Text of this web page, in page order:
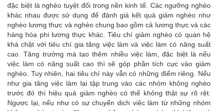
đặc biệt là nghèo tuyệt đối trong nền kinh tế. Các ngưỡng nghèo
khác nhau được sử dụng để đánh giá kết quả giảm nghèo như
nghèo lương thực và nghèo chung bao gồm cả lương thực và các
hàng hóa phi lương thực khác. Tiêu chí giảm nghèo có quan hệ
khá chặt với tiêu chí gia tăng việc làm và việc làm có năng suất
cao. Tăng trưởng mà tạo thêm nhiều việc làm, đặc biệt là nếu
việc làm có năng suất cao thì sẽ góp phần tích cực vào giảm
nghèo. Tuy nhiên, hai tiêu chí này vẫn có những điểm riêng. Nếu
như gia tăng việc làm lại tập trung vào các nhóm không nghèo
trước đó thì hiệu quả giảm nghèo có thể không thật sự rõ rệt.
Ngược lại, nếu như có sự chuyển dịch việc làm từ những nhóm